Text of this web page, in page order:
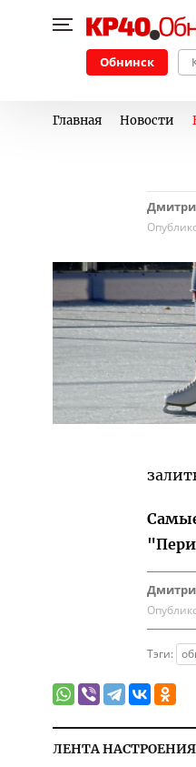
Обнинск
Главная Новости
Тэги:
ЛЕНТА